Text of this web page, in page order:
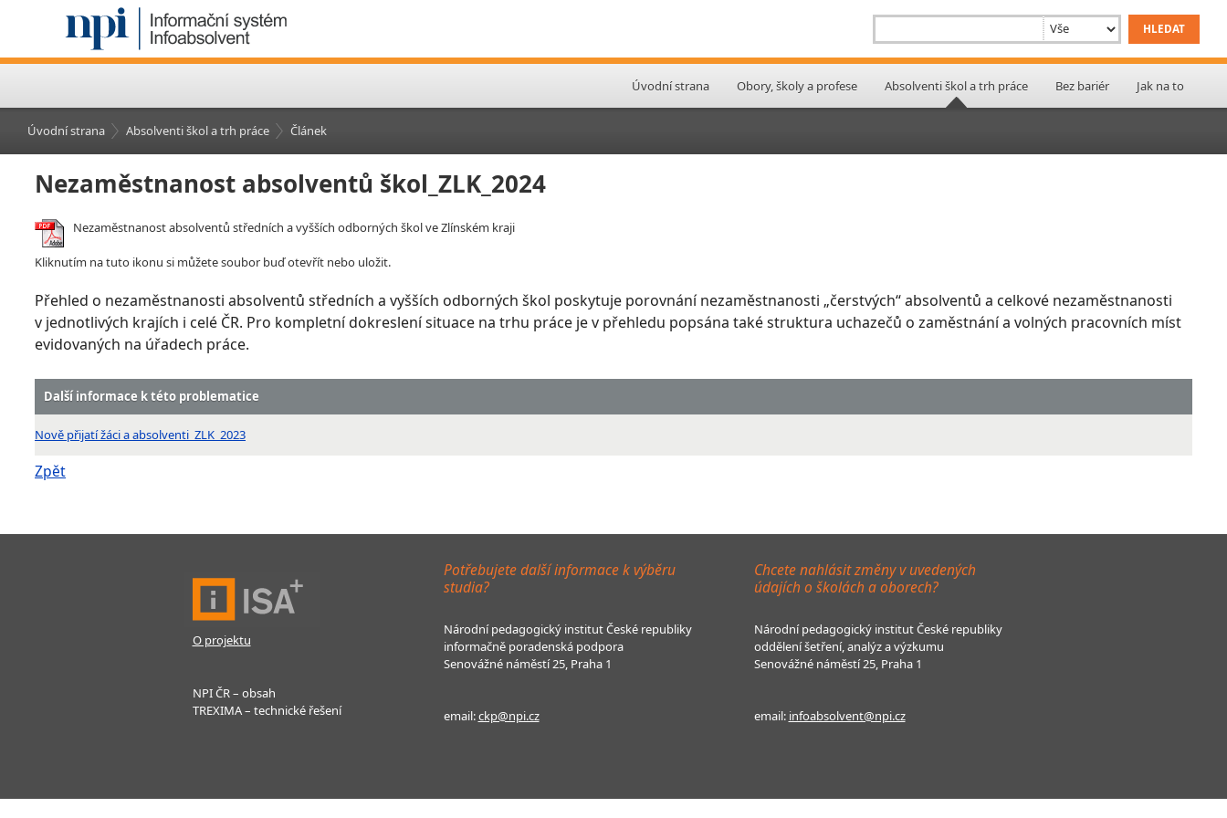
Úvodní strana Obory, školy a profese Absolventi škol a trh práce Bez bariér Jak na to
Úvodní strana Absolventi škol a trh práce Článek
Nezaměstnanost absolventů škol_ZLK_2024
Nezaměstnanost absolventů středních a vyšších odborných škol ve Zlínském kraji
Kliknutím na tuto ikonu si můžete soubor buď otevřít nebo uložit.
Přehled o nezaměstnanosti absolventů středních a vyšších odborných škol poskytuje porovnání nezaměstnanosti „čerstvých“ absolventů a celkové nezaměstnanosti
v jednotlivých krajích i celé ČR. Pro kompletní dokreslení situace na trhu práce je v přehledu popsána také struktura uchazečů o zaměstnání a volných pracovních míst
evidovaných na úřadech práce.
Další informace k této problematice
Nově přijatí žáci a absolventi_ZLK_2023
Zpět
O projektu
NPI ČR – obsah
TREXIMA – technické řešení
Potřebujete další informace k výběru
studia?
Národní pedagogický institut České republiky
informačně poradenská podpora
Senovážné náměstí 25, Praha 1
email:ckp@npi.cz
Chcete nahlásit změny v uvedených
údajích o školách a oborech?
Národní pedagogický institut České republiky
oddělení šetření, analýz a výzkumu
Senovážné náměstí 25, Praha 1
email: infoabsolvent@npi.cz